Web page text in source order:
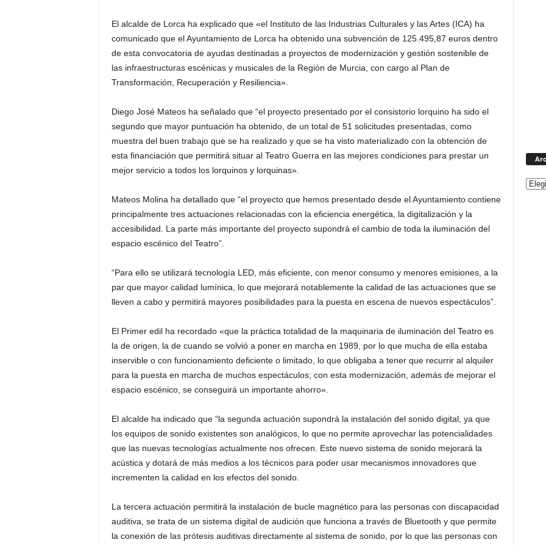
El alcalde de Lorca ha explicado que «el Instituto de las Industrias Culturales y las Artes (ICA) ha
comunicado que el Ayuntamiento de Lorca ha obtenido una subvención de 125.495,87 euros dentro
de esta convocatoria de ayudas destinadas a proyectos de modernización y gestión sostenible de
las infraestructuras escénicas y musicales de la Región de Murcia, con cargo al Plan de
Transformación, Recuperación y Resiliencia».
Diego José Mateos ha señalado que “el proyecto presentado por el consistorio lorquino ha sido el
segundo que mayor puntuación ha obtenido, de un total de 51 solicitudes presentadas, como
muestra del buen trabajo que se ha realizado y que se ha visto materializado con la obtención de
esta financiación que permitirá situar al Teatro Guerra en las mejores condiciones para prestar un
mejor servicio a todos los lorquinos y lorquinas».
Mateos Molina ha detallado que “el proyecto que hemos presentado desde el Ayuntamiento contiene
principalmente tres actuaciones relacionadas con la eficiencia energética, la digitalización y la
accesibilidad. La parte más importante del proyecto supondrá el cambio de toda la iluminación del
espacio escénico del Teatro”.
“Para ello se utilizará tecnología LED, más eficiente, con menor consumo y menores emisiones, a la
par que mayor calidad lumínica, lo que mejorará notablemente la calidad de las actuaciones que se
lleven a cabo y permitirá mayores posibilidades para la puesta en escena de nuevos espectáculos”.
El Primer edil ha recordado «que la práctica totalidad de la maquinaria de iluminación del Teatro es
la de origen, la de cuando se volvió a poner en marcha en 1989, por lo que mucha de ella estaba
inservible o con funcionamiento deficiente o limitado, lo que obligaba a tener que recurrir al alquiler
para la puesta en marcha de muchos espectáculos; con esta modernización, además de mejorar el
espacio escénico, se conseguirá un importante ahorro».
El alcalde ha indicado que “la segunda actuación supondrá la instalación del sonido digital, ya que
los equipos de sonido existentes son analógicos, lo que no permite aprovechar las potencialidades
que las nuevas tecnologías actualmente nos ofrecen. Este nuevo sistema de sonido mejorará la
acústica y dotará de más medios a los técnicos para poder usar mecanismos innovadores que
incrementen la calidad en los efectos del sonido.
La tercera actuación permitirá la instalación de bucle magnético para las personas con discapacidad
auditiva, se trata de un sistema digital de audición que funciona a través de Bluetooth y que permite
la conexión de las prótesis auditivas directamente al sistema de sonido, por lo que las personas con